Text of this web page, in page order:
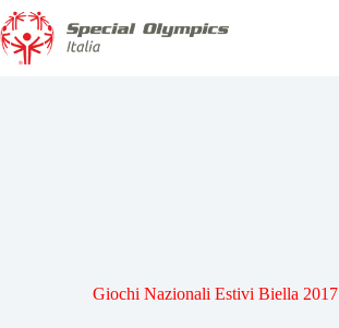
Giochi Nazionali Estivi Biella 2017